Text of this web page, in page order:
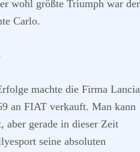
wohl größte Triumph war der
Carlo.
machte die Firma Lancia
an FIAT verkauft. Man kann
aber gerade in dieser Zeit
seine absoluten